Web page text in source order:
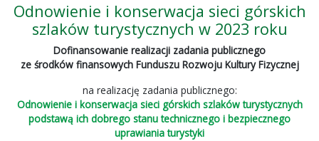
Odnowienie i konserwacja sieci górskich
szlaków turystycznych w 2023 roku
Dofinansowanie realizacji zadania publicznego
ze środków finansowych Funduszu Rozwoju Kultury Fizycznej
na realizację zadania publicznego:
Odnowienie i konserwacja sieci górskich szlaków turystycznych
podstawą ich dobrego stanu technicznego i bezpiecznego
uprawiania turystyki